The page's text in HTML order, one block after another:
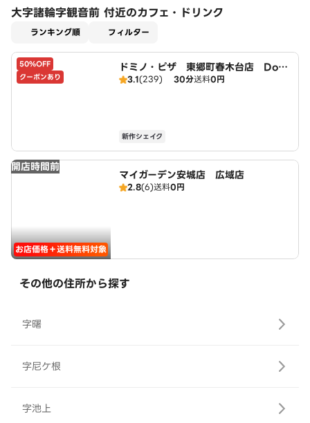
大字諸輪字観音前 付近のカフェ・ドリンク
ランキング順 フィルター
50%OFF
クーポンあり
ドミノ・ピザ 東郷町春木台店 Domi
no's
3.1(239) 30分送料0円
新作シェイク
開店時間前
お店価格＋送料無料対象
マイガーデン安城店 広域店
2.8(6)送料0円
その他の住所から探す
字曙
字尼ケ根
字池上